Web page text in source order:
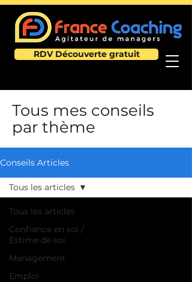
RDV Découverte gratuit
Tous mes conseils
par thème
Conseils Articles
Tous les articles
Confiance en soi /
Estime de soi
Management
Emploi
Tous les articles